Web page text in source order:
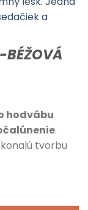
hodvábu
.
tvorbu